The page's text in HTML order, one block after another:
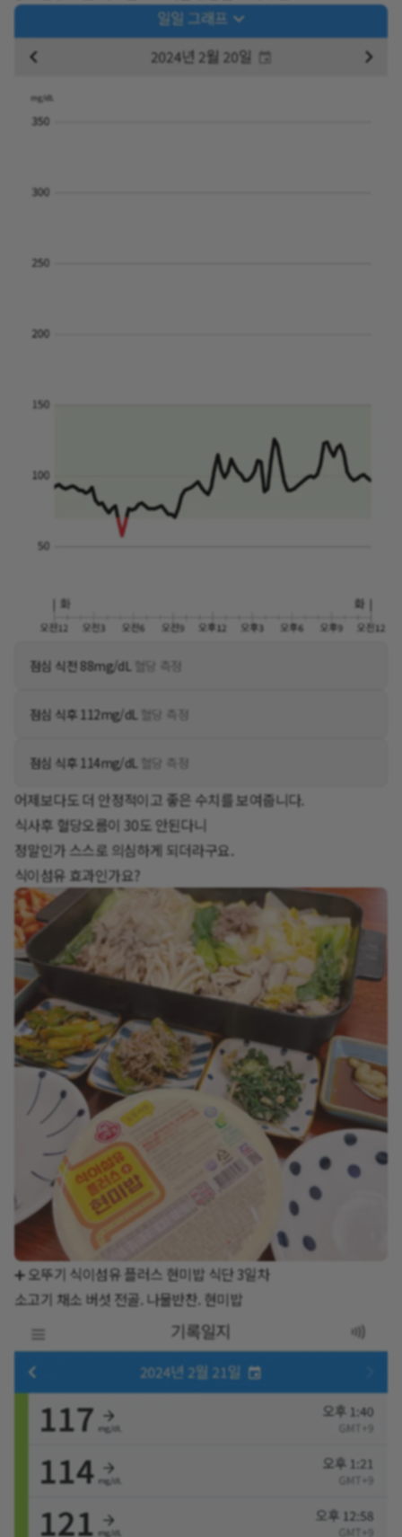
점심 식전 88mg/dL 혈당 측정
점심 식후 112mg/dL 혈당 측정
점심 식후 114mg/dL 혈당 측정
어제보다도 더 안정적이고 좋은 수치를 보여줍니다.
식사후 혈당오름이 30도 안된다니
정말인가 스스로 의심하게 되더라구요.
식이섬유 효과인가요?
➕ 오뚜기 식이섬유 플러스 현미밥 식단 3일차
소고기 채소 버섯 전골. 나물반찬. 현미밥